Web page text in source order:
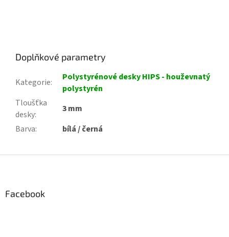
Doplňkové parametry
Kategorie:
Polystyrénové desky HIPS - houževnatý
polystyrén
Tloušťka
desky:
3 mm
Barva: bílá / černá
Facebook